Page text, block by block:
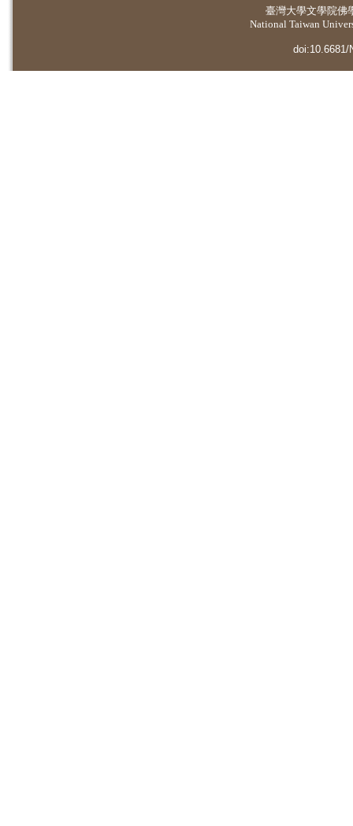
臺灣大學文學院佛
National Taiwan
doi:10.6681/